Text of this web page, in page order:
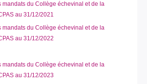
mandats du Collège échevinal et de la
au 31/12/2021
mandats du Collège échevinal et de la
au 31/12/2022
mandats du Collège échevinal et de la
au 31/12/2023